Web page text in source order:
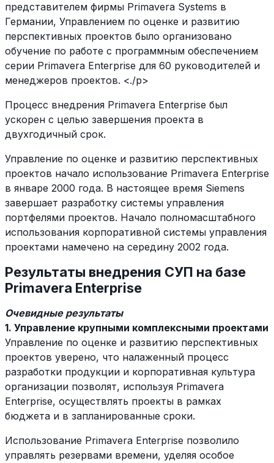
представителем фирмы Primavera Systems в
Германии, Управлением по оценке и развитию
перспективных проектов было организовано
обучение по работе с программным обеспечением
серии Primavera Enterprise для 60 руководителей и
менеджеров проектов. <./p>
Процесс внедрения Primavera Enterprise был
ускорен с целью завершения проекта в
двухгодичный срок.
Управление по оценке и развитию перспективных
проектов начало использование Primavera Enterprise
в январе 2000 года. В настоящее время Siemens
завершает разработку системы управления
портфелями проектов. Начало полномасштабного
использования корпоративной системы управления
проектами намечено на середину 2002 года.
Результаты внедрения СУП на базе
Primavera Enterprise
Очевидные результаты
1. Управление крупными комплексными проектами
Управление по оценке и развитию перспективных
проектов уверено, что налаженный процесс
разработки продукции и корпоративная культура
организации позволят, используя Primavera
Enterprise, осуществлять проекты в рамках
бюджета и в запланированные сроки.
Использование Primavera Enterprise позволило
управлять резервами времени, уделяя особое